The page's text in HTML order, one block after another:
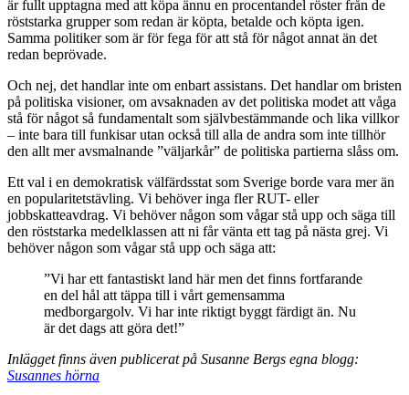
är fullt upptagna med att köpa ännu en procentandel röster från de
röststarka grupper som redan är köpta, betalde och köpta igen.
Samma politiker som är för fega för att stå för något annat än det
redan beprövade.
Och nej, det handlar inte om enbart assistans. Det handlar om bristen
på politiska visioner, om avsaknaden av det politiska modet att våga
stå för något så fundamentalt som självbestämmande och lika villkor
– inte bara till funkisar utan också till alla de andra som inte tillhör
den allt mer avsmalnande ”väljarkår” de politiska partierna slåss om.
Ett val i en demokratisk välfärdsstat som Sverige borde vara mer än
en popularitetstävling. Vi behöver inga fler RUT- eller
jobbskatteavdrag. Vi behöver någon som vågar stå upp och säga till
den röststarka medelklassen att ni får vänta ett tag på nästa grej. Vi
behöver någon som vågar stå upp och säga att:
”Vi har ett fantastiskt land här men det finns fortfarande
en del hål att täppa till i vårt gemensamma
medborgargolv. Vi har inte riktigt byggt färdigt än. Nu
är det dags att göra det!”
Inlägget finns även publicerat på Susanne Bergs egna blogg:
Susannes hörna